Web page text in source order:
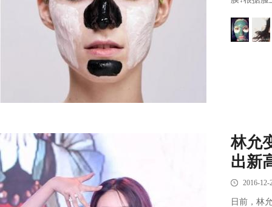
林允
出新
2016-12-
日前，林